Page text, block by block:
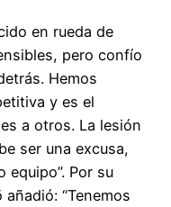
en rueda de
pero confío
Hemos
y es el
a otros. La lesión
ser una excusa,
equipo”. Por su
“Tenemos